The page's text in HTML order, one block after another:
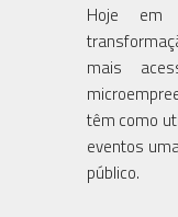
Hoje
mais
têm como
eventos
público.